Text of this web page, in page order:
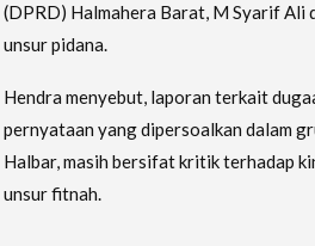
(DPRD) Halmahera Barat, M Syarif Ali
unsur pidana.
Hendra menyebut, laporan terkait
pernyataan yang dipersoalkan dalam
Halbar, masih bersifat kritik terhadap
unsur fitnah.